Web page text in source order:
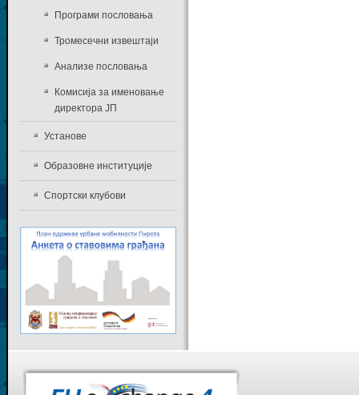
Програми пословања
Тромесечни извештаји
Анализе пословања
Комисија за именовање
директора ЈП
Установе
Образовне институције
Спортски клубови